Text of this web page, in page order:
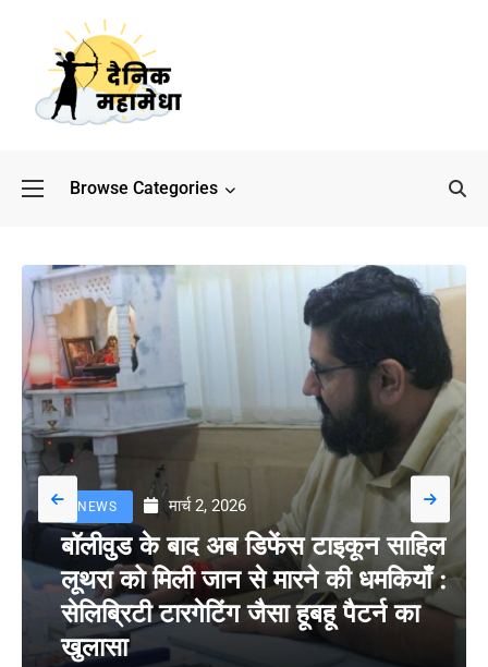
Browse Categories
NEWS मार्च 2, 2026
बॉलीवुड के बाद अब डिफेंस टाइकून साहिल
लूथरा को मिली जान से मारने की धमकियाँ :
सेलिब्रिटी टारगेटिंग जैसा हूबहू पैटर्न का
खुलासा